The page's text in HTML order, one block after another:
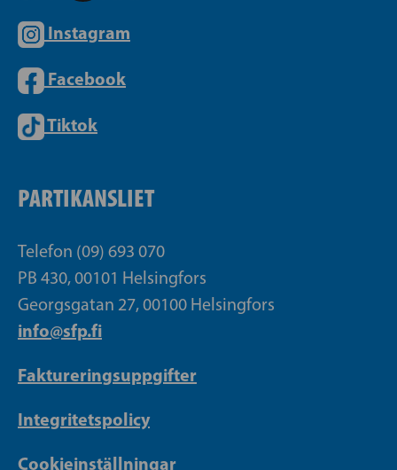
Instagram
Facebook
Tiktok
PARTIKANSLIET
Telefon (09) 693 070
PB 430, 00101 Helsingfors
Georgsgatan 27, 00100 Helsingfors
info@sfp.fi
Faktureringsuppgifter
Integritetspolicy
Cookieinställningar